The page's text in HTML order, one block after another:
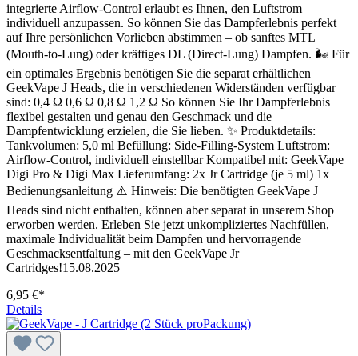
integrierte Airflow-Control erlaubt es Ihnen, den Luftstrom
individuell anzupassen. So können Sie das Dampferlebnis perfekt
auf Ihre persönlichen Vorlieben abstimmen – ob sanftes MTL
(Mouth-to-Lung) oder kräftiges DL (Direct-Lung) Dampfen. 🌬️ Für
ein optimales Ergebnis benötigen Sie die separat erhältlichen
GeekVape J Heads, die in verschiedenen Widerständen verfügbar
sind: 0,4 Ω 0,6 Ω 0,8 Ω 1,2 Ω So können Sie Ihr Dampferlebnis
flexibel gestalten und genau den Geschmack und die
Dampfentwicklung erzielen, die Sie lieben. ✨ Produktdetails:
Tankvolumen: 5,0 ml Befüllung: Side-Filling-System Luftstrom:
Airflow-Control, individuell einstellbar Kompatibel mit: GeekVape
Digi Pro & Digi Max Lieferumfang: 2x Jr Cartridge (je 5 ml) 1x
Bedienungsanleitung ⚠️ Hinweis: Die benötigten GeekVape J
Heads sind nicht enthalten, können aber separat in unserem Shop
erworben werden. Erleben Sie jetzt unkompliziertes Nachfüllen,
maximale Individualität beim Dampfen und hervorragende
Geschmacksentfaltung – mit den GeekVape Jr
Cartridges!15.08.2025
6,95 €*
Details